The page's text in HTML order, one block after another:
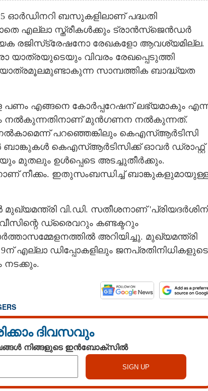
ഓർഡിനറി ബസുകളിലാണ് പദ്ധതി
എല്ലാ സ്ത്രീകൾക്കും ട്രാൻസ്‌ജെൻഡർ
രജിസ്‌ട്രേഷനോ രേഖകളോ ആവശ്യമില്ല.
യാത്രയുടെയും വിവരം രേഖപ്പെടുത്തി
സാമ്പത്തിക ബാദ്ധ്യത
എങ്ങനെ കോർപ്പറേഷന് ലഭ്യമാകും
നൽകുന്നതിനാണ് മുൻഗണന നൽകുന്നത്.
പറഞ്ഞെങ്കിലും കെഎസ്ആർടിസി
ബാങ്കുകൾ കെഎസ്ആർടിസിക്ക് ഓവർ ഡ്രാഫ്റ്റ്
മുതലും ഉൾപ്പെടെ അടച്ചുതീർക്കും.
നീക്കം. ഇതുസംബന്ധിച്ച്
വി.ഡി. സതീശനാണ്
ഡ്രൈവറും കണ്ടക്ടറും
അറിയിച്ചു. മുഖ്യമന്ത്രി
എല്ലാ ഡിപ്പോകളിലും ജനപ്രതിനിധികളുടെ
ദിവസവും
നിങ്ങളുടെ ഇൻബോക്സിൽ